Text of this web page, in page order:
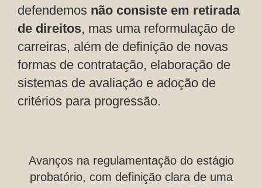
defendemos não consiste em retirada
de direitos, mas uma reformulação de
carreiras, além de definição de novas
formas de contratação, elaboração de
sistemas de avaliação e adoção de
critérios para progressão.
Avanços na regulamentação do estágio
probatório, com definição clara de uma